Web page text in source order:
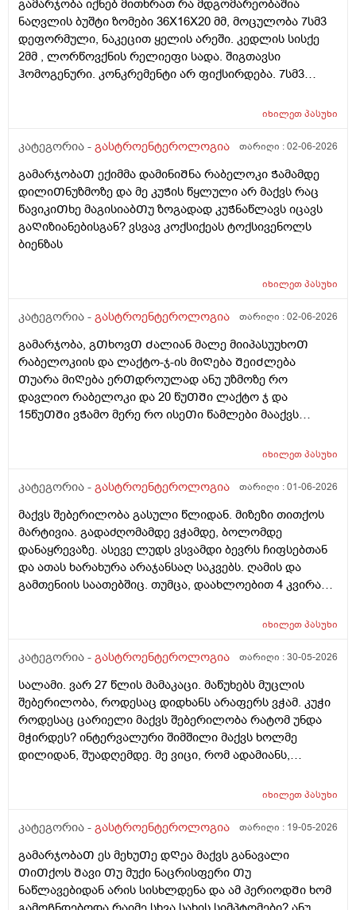
ვუმკურნალო ამ შებერილობას და ნაზლავების რაიმე
დაზიანება რომ ყოფილიყო ეხოსკოპიაზე ხომ
გამოჩნდებოდა.მადლობა დიდი
გამარჯობა იქნებ მითხრათ რა მდგომარეობაშია
ნაღვლის ბუშტი ზომები 36X16X20 მმ, მოცულობა 7სმ3
დეფორმული, ნაკეცით ყელის არეში. კედლის სისქე
2მმ , ლორწოვქნის რელიეფი სადა. შიგთავსი
ჰომოგენური. კონკრემენტი არ ფიქსირდება. 7სმ3
საშიშია? ამ პასუხით კენჭი ხომ არარის? 11 წლის
იხილეთპასუხი
კატეგორია - გასტროენტეროლოგია თარიღი :02-06-2026
გამარჯობაᲗ ექიმმა დამინიᲨნა რაბელოკი Ჭამამდე
დილიᲗნუზმოზე და მე კუᲭის წყლული არ მაქვს რაც
წავიკიᲗხე მაგისიაბᲗუ ზოგადად კუᲭნაწლავს იცავს
გაᲦიზიანებისგან? ვსვავ კოქსიქეას ტოქსივენოლს
ბიენზას
იხილეთპასუხი
კატეგორია - გასტროენტეროლოგია თარიღი :02-06-2026
გამარჯობა, გᲗხოვᲗ Ძალიან მალე მიიპასუუხოᲗ
რაბელოკიის და ლაქტო-ჯ-ის მიᲦება ᲨეიᲫლება
Თუარა მიᲦება ერᲗდროულად ანუ უზმოზე რო
დავლიო რაბელოკი და 20 წუᲗᲨი ლაქტო ჯ და
15წუᲗᲨი ვᲭამო მერე რო ისეᲗი წამლები მააქვს
მიდრეკილი ვარ და 26წლის ბიᲭი ვარ. ეს წამლები
ბიენზა, კალციმესი .)
იხილეთპასუხი
კატეგორია - გასტროენტეროლოგია თარიღი :01-06-2026
მაქვს შებერილობა გასული წლიდან. მიზეზი თითქოს
მარტივია. გადაძღომამდე ვჭამდე, ბოლომდე
დანაყრევაზე. ასევე ლუდს ვსვამდი ბევრს ჩიფსებთან
და ათას ხარახურა არაჯანსაღ საკვებს. ღამის და
გამთენიის საათებშიც. თუმცა, დაახლოებით 4 კვირაა
კალორიულ დეფიციტში ვარ და ყველაფერს ჯანსაღს
ისევ შებერილობა მაქვს, საშინელი სუნის მქონე გაზები
ვაკეთებ ხოლმე ხანდახან შუადღე-საღამომდე და
მუცელი ძალიან მებერება. ცარიელიც კი! მხოლოდ
წყალი მაქვს დალეული. ვერაფრით ვიგებ რით
ვუშველო. ნაჭამი ვარ - შებერილობა მაქვს, უჭმელი
ვარ - მაინც შსბერილობა მაქვს. ვითომ, ქ პორციაზე
ცვლა და მეტაბოლიზმიც დარღვეული მაქვს.
იხილეთპასუხი
კატეგორია - გასტროენტეროლოგია თარიღი :30-05-2026
სალამი. ვარ 27 წლის მამაკაცი. მაწუხებს მუცლის
შებერილობა, როდესაც დიდხანს არაფერს ვჭამ. კუჭი
როდესაც ცარიელი მაქვს შებერილობა რატომ უნდა
მჭირდეს? ინტერვალური შიმშილი მაქვს ხოლმე
დილიდან, შუადღემდე. მე ვიცი, რომ ადამიანს,
უენერგიოგა შეიძლება სჭირდეს, მაგრამ შებერილობა
არაქისის კარაქთან ერთად და ვითომ მაგისი ბრალია?
შებერილობა. მაგრამ, მაინც, მშიერზე ასე შებერილი
ვარ ხოლმე. რატომ?
იხილეთპასუხი
კატეგორია - გასტროენტეროლოგია თარიღი : 19-05-2026
გამარჯობაᲗ ეს მეხუᲗე დᲦეა მაქვს განავალი
ᲗიᲗქოს Შავი Თუ მუქი ნაცრისფერი Თუ
ნაწლავებიდან არის სისხლდენა და ამ პერიოდᲨი ხომ